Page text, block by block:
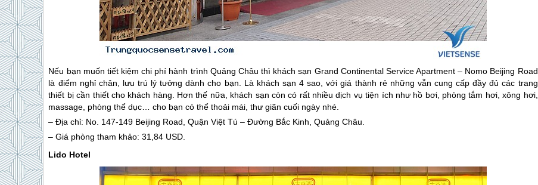
Nếu bạn muốn tiết kiệm chi phí hành trình Quảng Châu thì khách sạn Grand Continental Service Apartment – Nomo Beijing Road
là điểm nghỉ chân, lưu trú lý tưởng dành cho bạn. Là khách sạn 4 sao, với giá thành rẻ những vẫn cung cấp đầy đủ các trang
thiết bị cần thiết cho khách hàng. Hơn thế nữa, khách sạn còn có rất nhiều dịch vụ tiện ích như hồ bơi, phòng tắm hơi, xông hơi,
massage, phòng thể dục… cho bạn có thể thoải mái, thư giãn cuối ngày nhé.
– Địa chỉ: No. 147-149 Beijing Road, Quận Việt Tú – Đường Bắc Kinh, Quảng Châu.
– Giá phòng tham khảo: 31,84 USD.
Lido Hotel